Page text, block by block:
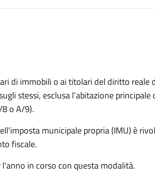
di immobili o ai titolari del diritto reale
stessi, esclusa l’abitazione principale
o A/9).
municipale propria (IMU) è
fiscale.
in corso con questa modalità.